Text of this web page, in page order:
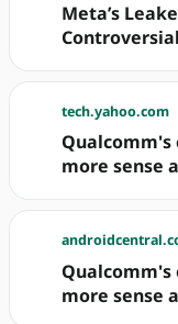
Meta’s
tech.yahoo.com
Qualcomm's
more sense
Qualcomm's
more sense